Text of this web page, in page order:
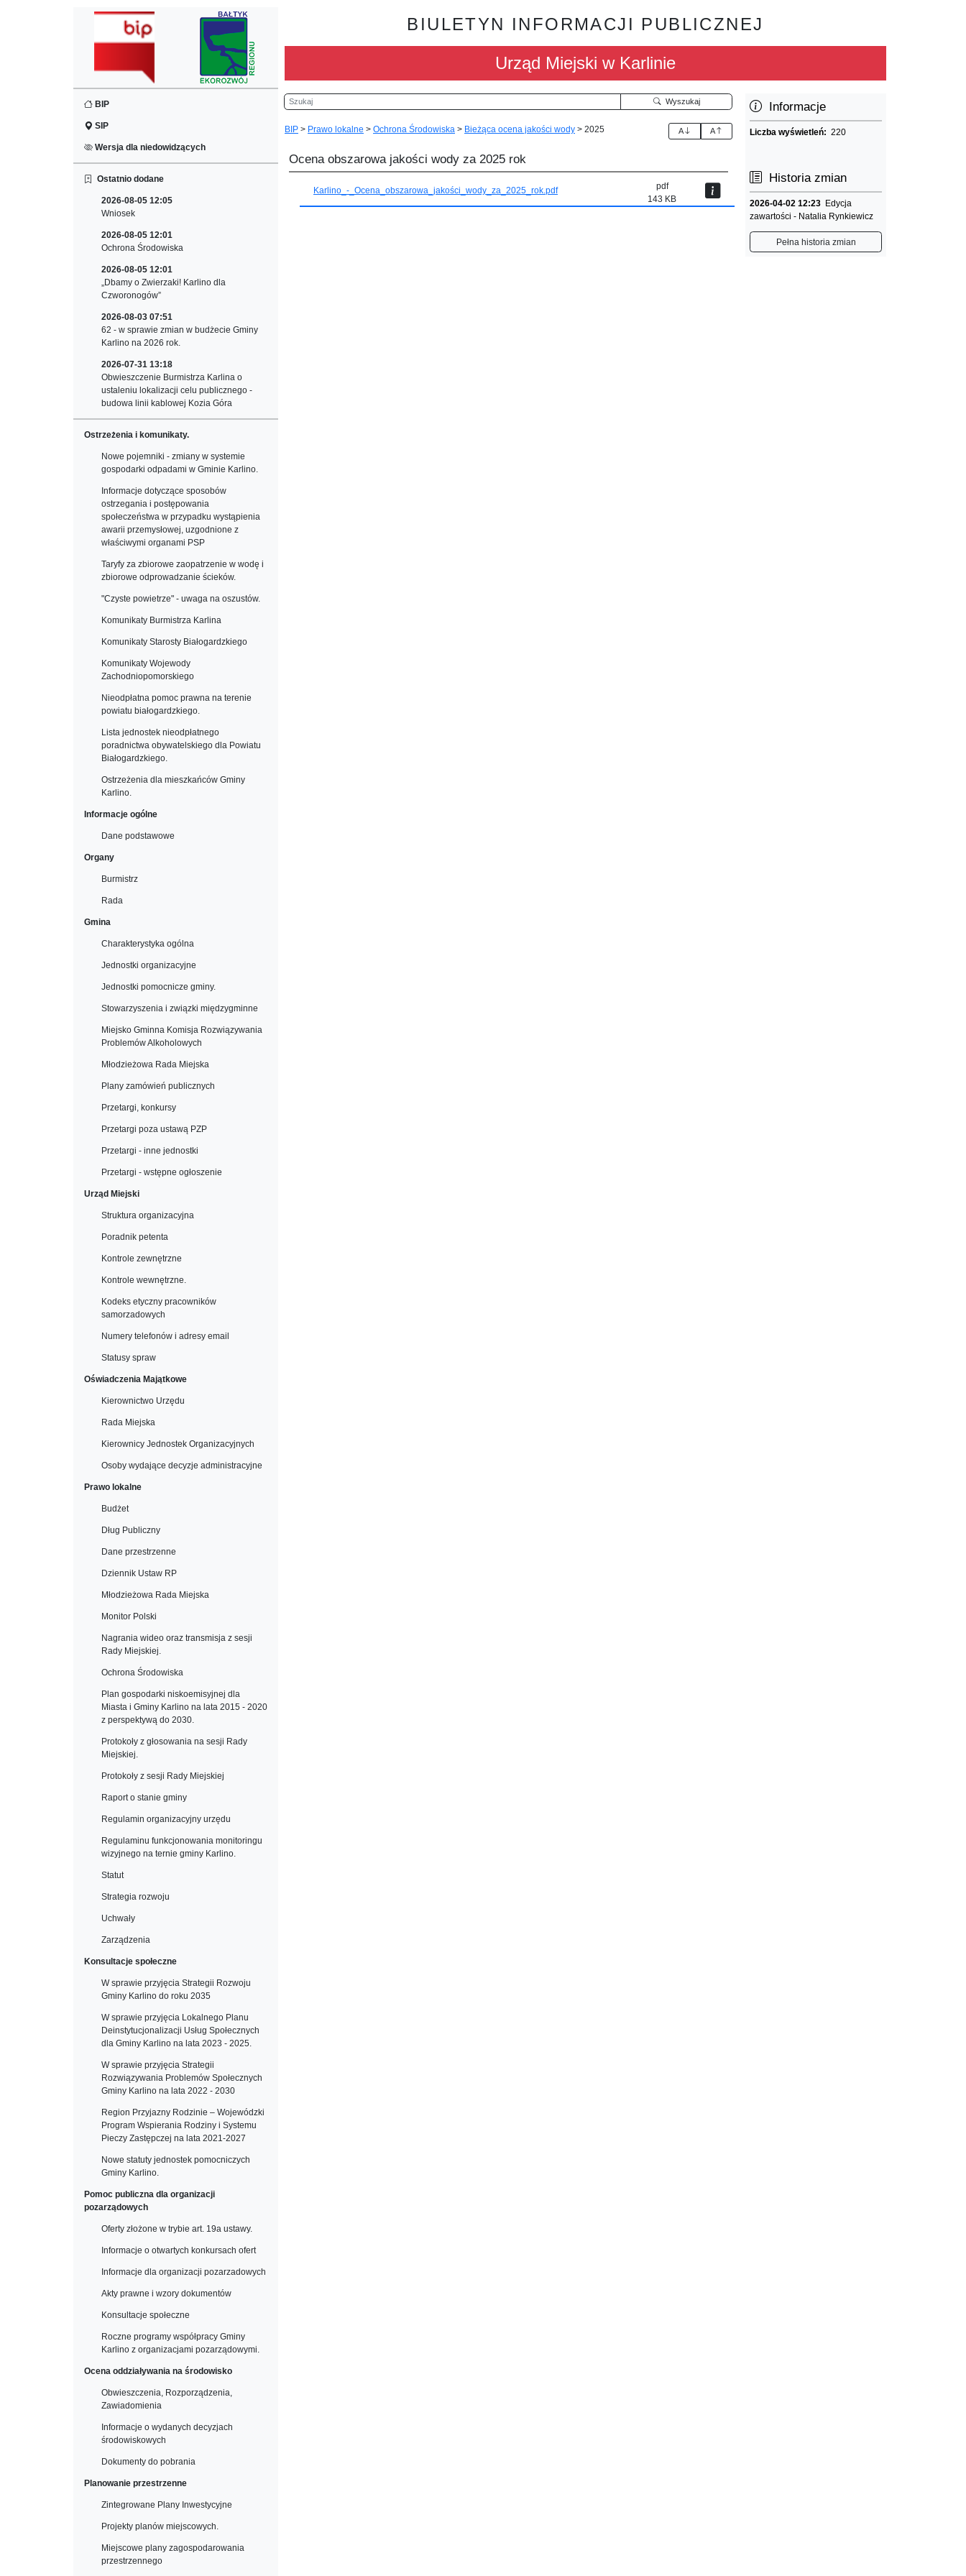
BIP
SIP
Wersja dla niedowidzących
Ostatnio dodane
2026-08-05 12:05
Wniosek
2026-08-05 12:01
Ochrona Środowiska
2026-08-05 12:01
„Dbamy o Zwierzaki! Karlino dla
Czworonogów”
2026-08-03 07:51
62 - w sprawie zmian w budżecie Gminy
Karlino na 2026 rok.
2026-07-31 13:18
Obwieszczenie Burmistrza Karlina o
ustaleniu lokalizacji celu publicznego -
budowa linii kablowej Kozia Góra
Ostrzeżenia i komunikaty.
Nowe pojemniki - zmiany w systemie
gospodarki odpadami w Gminie Karlino.
Informacje dotyczące sposobów
ostrzegania i postępowania
społeczeństwa w przypadku wystąpienia
awarii przemysłowej, uzgodnione z
właściwymi organami PSP
Taryfy za zbiorowe zaopatrzenie w wodę i
zbiorowe odprowadzanie ścieków.
"Czyste powietrze" - uwaga na oszustów.
Komunikaty Burmistrza Karlina
Komunikaty Starosty Białogardzkiego
Komunikaty Wojewody
Zachodniopomorskiego
Nieodpłatna pomoc prawna na terenie
powiatu białogardzkiego.
Lista jednostek nieodpłatnego
poradnictwa obywatelskiego dla Powiatu
Białogardzkiego.
Ostrzeżenia dla mieszkańców Gminy
Karlino.
Informacje ogólne
Dane podstawowe
Organy
Burmistrz
Rada
Gmina
Charakterystyka ogólna
Jednostki organizacyjne
Jednostki pomocnicze gminy.
Stowarzyszenia i związki międzygminne
Miejsko Gminna Komisja Rozwiązywania
Problemów Alkoholowych
Młodzieżowa Rada Miejska
Plany zamówień publicznych
Przetargi, konkursy
Przetargi poza ustawą PZP
Przetargi - inne jednostki
Przetargi - wstępne ogłoszenie
Urząd Miejski
Struktura organizacyjna
Poradnik petenta
Kontrole zewnętrzne
Kontrole wewnętrzne.
Kodeks etyczny pracowników
samorzadowych
Numery telefonów i adresy email
Statusy spraw
Oświadczenia Majątkowe
Kierownictwo Urzędu
Rada Miejska
Kierownicy Jednostek Organizacyjnych
Osoby wydające decyzje administracyjne
Prawo lokalne
Budżet
Dług Publiczny
Dane przestrzenne
Dziennik Ustaw RP
Młodzieżowa Rada Miejska
Monitor Polski
Nagrania wideo oraz transmisja z sesji
Rady Miejskiej.
Ochrona Środowiska
Plan gospodarki niskoemisyjnej dla
Miasta i Gminy Karlino na lata 2015 - 2020
z perspektywą do 2030.
Protokoły z głosowania na sesji Rady
Miejskiej.
Protokoły z sesji Rady Miejskiej
Raport o stanie gminy
Regulamin organizacyjny urzędu
Regulaminu funkcjonowania monitoringu
wizyjnego na ternie gminy Karlino.
Statut
Strategia rozwoju
Uchwały
Zarządzenia
Konsultacje społeczne
W sprawie przyjęcia Strategii Rozwoju
Gminy Karlino do roku 2035
W sprawie przyjęcia Lokalnego Planu
Deinstytucjonalizacji Usług Społecznych
dla Gminy Karlino na lata 2023 - 2025.
W sprawie przyjęcia Strategii
Rozwiązywania Problemów Społecznych
Gminy Karlino na lata 2022 - 2030
Region Przyjazny Rodzinie – Wojewódzki
Program Wspierania Rodziny i Systemu
Pieczy Zastępczej na lata 2021-2027
Nowe statuty jednostek pomocniczych
Gminy Karlino.
Pomoc publiczna dla organizacji
pozarządowych
Oferty złożone w trybie art. 19a ustawy.
Informacje o otwartych konkursach ofert
Informacje dla organizacji pozarzadowych
Akty prawne i wzory dokumentów
Konsultacje społeczne
Roczne programy współpracy Gminy
Karlino z organizacjami pozarządowymi.
Ocena oddziaływania na środowisko
Obwieszczenia, Rozporządzenia,
Zawiadomienia
Informacje o wydanych decyzjach
środowiskowych
Dokumenty do pobrania
Planowanie przestrzenne
Zintegrowane Plany Inwestycyjne
Projekty planów miejscowych.
Miejscowe plany zagospodarowania
przestrzennego
BIULETYN INFORMACJI PUBLICZNEJ
Urząd Miejski w Karlinie
Szukaj Wyszukaj
BIP > Prawo lokalne > Ochrona Środowiska > Bieżąca ocena jakości wody > 2025 A A
Ocena obszarowa jakości wody za 2025 rok
Karlino_-_Ocena_obszarowa_jakości_wody_za_2025_rok.pdf
pdf
143 KB
Informacje
Liczba wyświetleń:220
Historia zmian
2026-04-02 12:23 Edycja
zawartości - Natalia Rynkiewicz
Pełna historia zmian